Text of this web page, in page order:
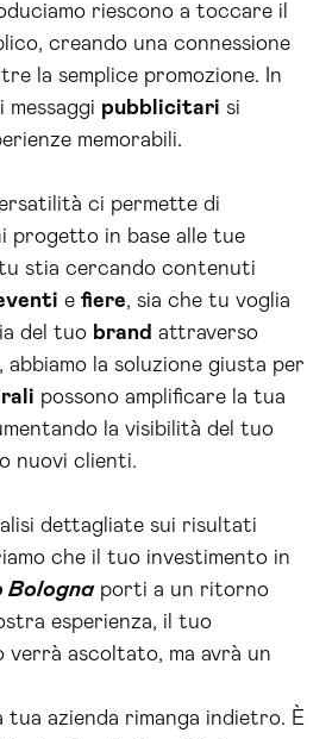
riescono a toccare il
creando una connessione
la semplice promozione. In
pubblicitari si
memorabili.
ci permette di
progetto in base alle tue
stia cercando contenuti
e fiere, sia che tu voglia
del tuo brand attraverso
, abbiamo la soluzione giusta per
possono amplificare la tua
la visibilità del tuo
nuovi clienti.
dettagliate sui risultati
che il tuo investimento in
Bolognaporti a un ritorno
esperienza, il tuo
verrà ascoltato, ma avrà un
tua azienda rimanga indietro. È